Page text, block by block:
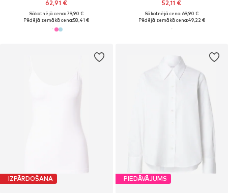
62,91 €
Sākotnējā cena: 79,90 €
Pēdējā zemākā cena:58,41 €
52,11 €
Sākotnējā cena: 69,90 €
Pēdējā zemākā cena:49,22 €
IZPĀRDOŠANA PIEDĀVĀJUMS